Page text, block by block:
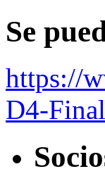
Se
https://
D4-